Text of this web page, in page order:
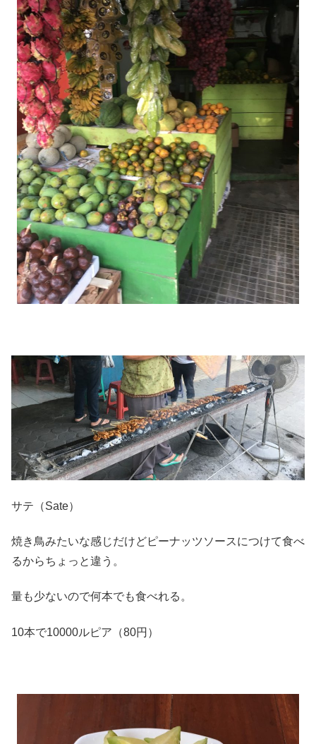
サテ（Sate）
焼き鳥みたいな感じだけどピーナッツソースにつけて食べ
るからちょっと違う。
量も少ないので何本でも食べれる。
10本で10000ルピア（80円）